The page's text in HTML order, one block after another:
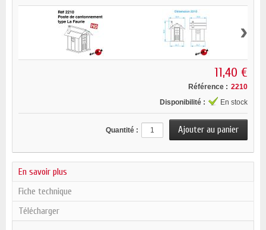
›
11,40 €
Référence : 2210
Disponibilité :
En stock
Quantité :
En savoir plus
Fiche technique
Télécharger